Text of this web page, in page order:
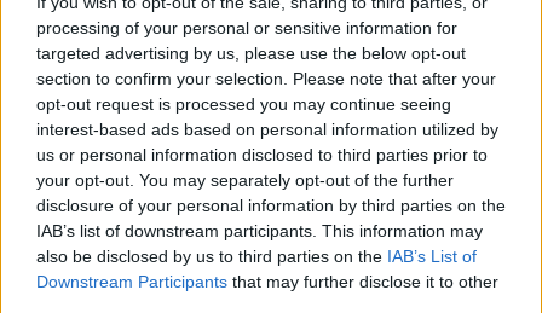
processing of your personal or sensitive information for
targeted advertising by us, please use the below opt-out
section to confirm your selection. Please note that after your
opt-out request is processed you may continue seeing
interest-based ads based on personal information utilized by
us or personal information disclosed to third parties prior to
your opt-out. You may separately opt-out of the further
disclosure of your personal information by third parties on the
IAB’s list of downstream participants. This information may
also be disclosed by us to third parties on the IAB’s List of
Downstream Participants that may further disclose it to other
"Joga šādā režīmā der jebkurai vecuma
kategorijai, tostarp grūtniecēm, un ar to var
nodarboties gadiem ilgi."
Ar laiku treniņu intensitāti var palielināt. Bērnu joga
no pieaugušo jogas atšķiras ar treniņa laiku –
bērniem tās ir aptuveni 40–60 minūtes, bet
pieaugušie var praktizēt no 1,5 līdz 2 stundām vienā
treniņa reizē,” stāsta“Rimi Bērniem”eksperte.